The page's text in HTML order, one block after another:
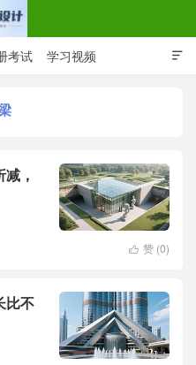

考试 学习视频
，
 赞 (0)
比不